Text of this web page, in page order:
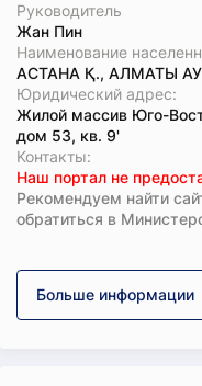
Руководитель
Жан Пин
Наименование
АСТАНА Қ., АЛМАТЫ
Юридический адрес:
Жилой массив Юго-
дом 53, кв. 9'
Koнтaкты:
Наш портал не
Рекомендуем найти
обратиться в
Больше информации